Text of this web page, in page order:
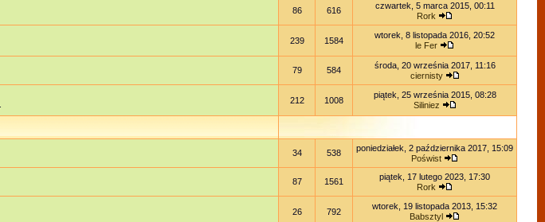
86 616
czwartek, 5 marca 2015, 00:11
Rork
239 1584
wtorek, 8 listopada 2016, 20:52
le Fer
79 584
środa, 20 września 2017, 11:16
ciernisty
212 1008
piątek, 25 września 2015, 08:28
Siliniez
34 538
poniedziałek, 2 października 2017, 15:09
Poświst
87 1561
piątek, 17 lutego 2023, 17:30
Rork
26 792
wtorek, 19 listopada 2013, 15:32
Babsztyl